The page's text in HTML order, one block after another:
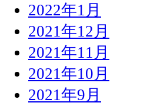
2022年1月
2021年12月
2021年11月
2021年10月
2021年9月